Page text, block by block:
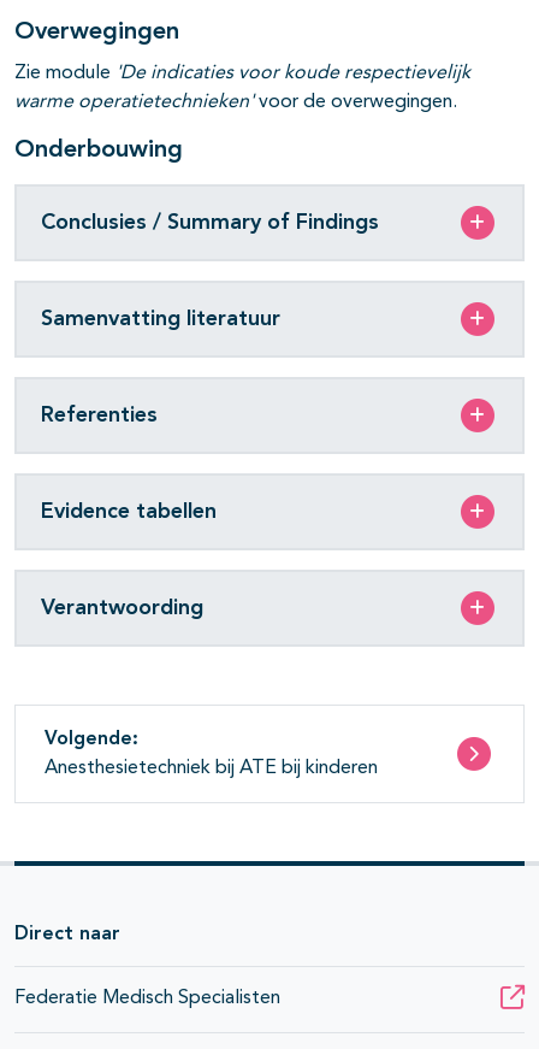
open- en dichtklappen
open- en dichtklappen
Overwegingen
Zie module 'De indicaties voor koude respectievelijk
warme operatietechnieken'voor de overwegingen.
Onderbouwing
Conclusies / Summary of Findings
Samenvatting literatuur
Referenties
Evidence tabellen
Verantwoording
Volgende:
Anesthesietechniek bij ATE bij kinderen
Direct naar
Federatie Medisch Specialisten